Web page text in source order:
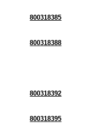
800318385
800318388
800318392
800318395